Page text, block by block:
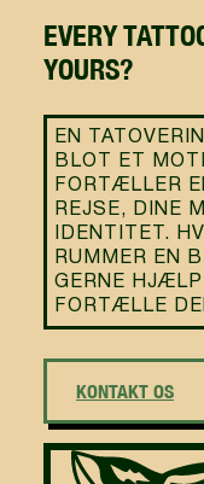
EVERY TATTOO HAS A HISTORY, WHAT IS
YOURS?
EN
BLOT ET
FORTÆLLER
REJSE, DINE
IDENTITET.
RUMMER EN
GERNE
FORTÆLLE
KONTAKT OS